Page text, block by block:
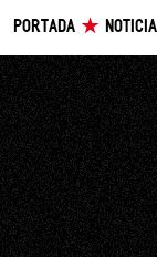
PORTADA